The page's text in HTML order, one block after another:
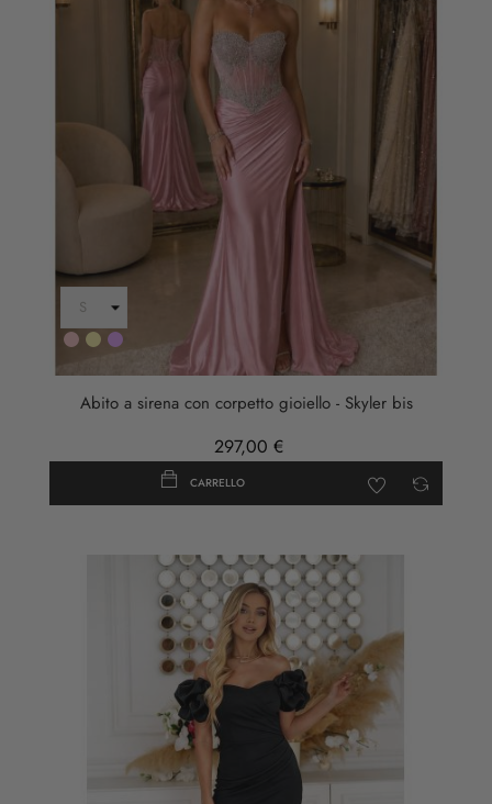
RosaOroLILLA
Abito a sirena con corpetto gioiello - Skyler bis
297,00 €
CARRELLO